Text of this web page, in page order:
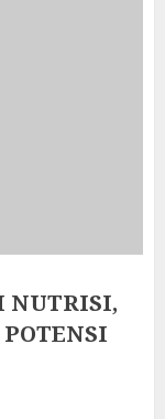
NUTRISI,